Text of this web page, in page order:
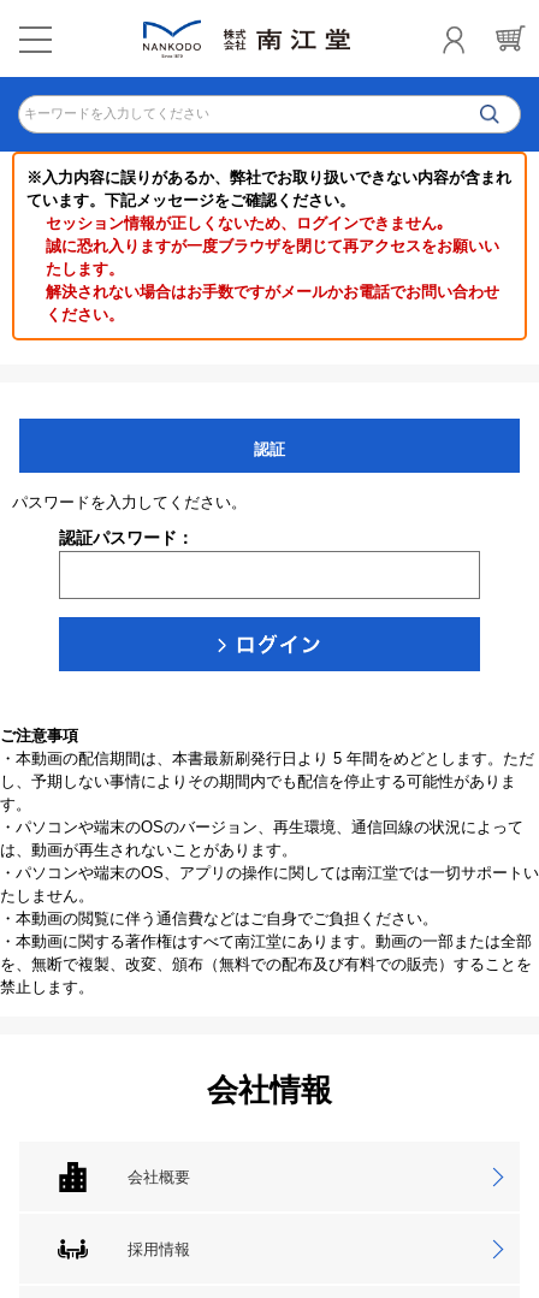
キーワードを入力してください
※入力内容に誤りがあるか、弊社でお取り扱いできない内容が含まれ
ています。下記メッセージをご確認ください。
セッション情報が正しくないため、ログインできません｡
誠に恐れ入りますが一度ブラウザを閉じて再アクセスをお願いい
たします。
解決されない場合はお手数ですがメールかお電話でお問い合わせ
ください。
認証
パスワードを入力してください。
認証パスワード：
ご注意事項
・本動画の配信期間は、本書最新刷発行日より 5 年間をめどとします。ただ
し、予期しない事情によりその期間内でも配信を停止する可能性がありま
す。
・パソコンや端末のOSのバージョン、再生環境、通信回線の状況によって
は、動画が再生されないことがあります。
・パソコンや端末のOS、アプリの操作に関しては南江堂では一切サポートい
たしません。
・本動画の閲覧に伴う通信費などはご自身でご負担ください。
・本動画に関する著作権はすべて南江堂にあります。動画の一部または全部
を、無断で複製、改変、頒布（無料での配布及び有料での販売）することを
禁止します。
会社情報
会社概要
採用情報